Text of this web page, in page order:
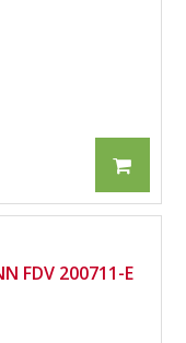
FDV 200711-E